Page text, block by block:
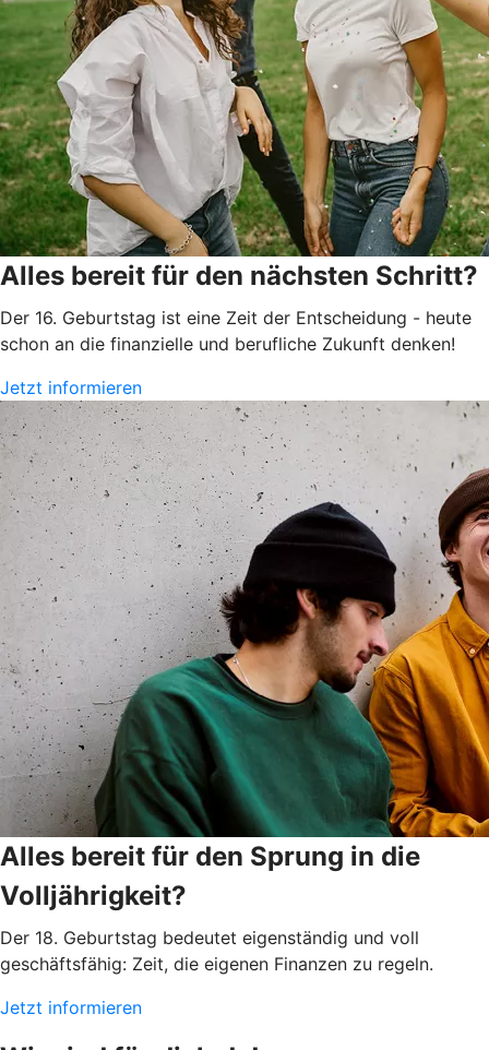
Alles bereit für den nächsten Schritt?
Der 16. Geburtstag ist eine Zeit der Entscheidung - heute
schon an die finanzielle und berufliche Zukunft denken!
Jetzt informieren
Alles bereit für den Sprung in die
Volljährigkeit?
Der 18. Geburtstag bedeutet eigenständig und voll
geschäftsfähig: Zeit, die eigenen Finanzen zu regeln.
Jetzt informieren